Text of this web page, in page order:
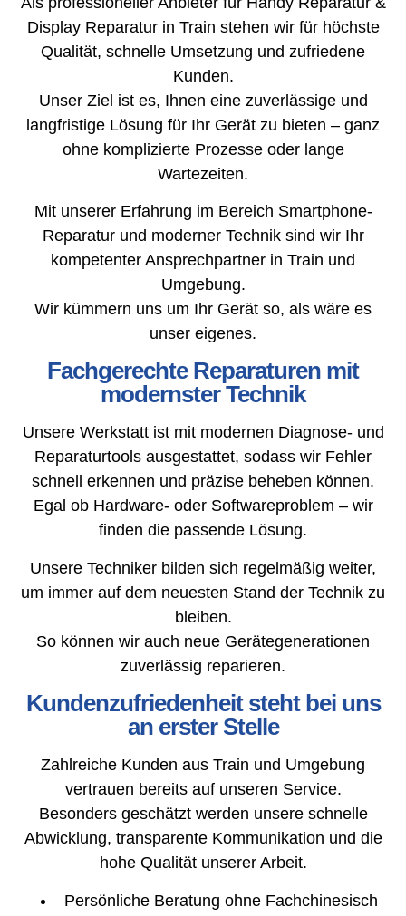
Display Reparatur in Train stehen wir für höchste
Qualität, schnelle Umsetzung und zufriedene
Kunden.
Unser Ziel ist es, Ihnen eine zuverlässige und
langfristige Lösung für Ihr Gerät zu bieten – ganz
ohne komplizierte Prozesse oder lange
Wartezeiten.
Mit unserer Erfahrung im Bereich Smartphone-
Reparatur und moderner Technik sind wir Ihr
kompetenter Ansprechpartner in Train und
Umgebung.
Wir kümmern uns um Ihr Gerät so, als wäre es
unser eigenes.
Fachgerechte Reparaturen mit
modernster Technik
Unsere Werkstatt ist mit modernen Diagnose- und
Reparaturtools ausgestattet, sodass wir Fehler
schnell erkennen und präzise beheben können.
Egal ob Hardware- oder Softwareproblem – wir
finden die passende Lösung.
Unsere Techniker bilden sich regelmäßig weiter,
um immer auf dem neuesten Stand der Technik zu
bleiben.
So können wir auch neue Gerätegenerationen
zuverlässig reparieren.
Kundenzufriedenheit steht bei uns
an erster Stelle
Zahlreiche Kunden aus Train und Umgebung
vertrauen bereits auf unseren Service.
Besonders geschätzt werden unsere schnelle
Abwicklung, transparente Kommunikation und die
hohe Qualität unserer Arbeit.
Persönliche Beratung ohne Fachchinesisch